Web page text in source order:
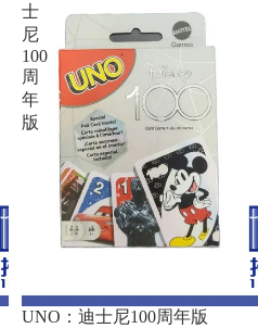
士
尼
100
周
年
版
UNO：迪士尼100周年版